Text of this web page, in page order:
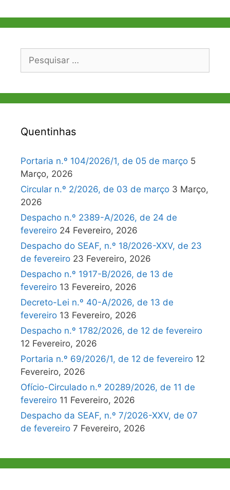
Pesquisar
Quentinhas
Portaria n.º 104/2026/1, de 05 de março 5
Março, 2026
Circular n.º 2/2026, de 03 de março 3 Março,
2026
Despacho n.º 2389-A/2026, de 24 de
fevereiro 24 Fevereiro, 2026
Despacho do SEAF, n.º 18/2026-XXV, de 23
de fevereiro 23 Fevereiro, 2026
Despacho n.º 1917-B/2026, de 13 de
fevereiro 13 Fevereiro, 2026
Decreto-Lei n.º 40-A/2026, de 13 de
fevereiro 13 Fevereiro, 2026
Despacho n.º 1782/2026, de 12 de fevereiro
12 Fevereiro, 2026
Portaria n.º 69/2026/1, de 12 de fevereiro 12
Fevereiro, 2026
Ofício-Circulado n.º 20289/2026, de 11 de
fevereiro 11 Fevereiro, 2026
Despacho da SEAF, n.º 7/2026-XXV, de 07
de fevereiro 7 Fevereiro, 2026